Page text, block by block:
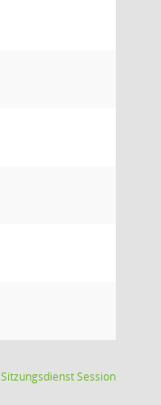
SitzungsdienstSession(Wird in